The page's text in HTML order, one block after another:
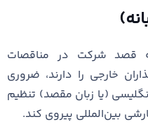
قصد شرکت در مناقصات
خارجی را دارند، ضروری
(یا زبان مقصد) تنظیم
بین‌المللی پیروی کند.